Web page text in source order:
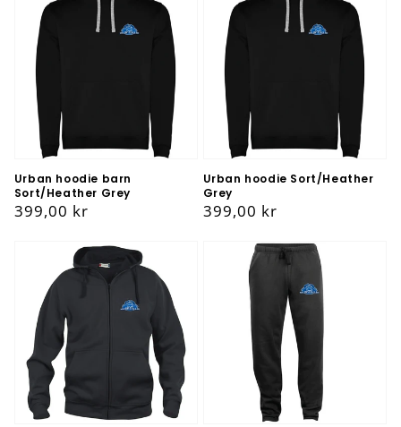
Urban hoodie barn
Sort/Heather Grey
Vanlig
399,00 kr
Urban hoodie Sort/Heather
Grey
Vanlig
399,00 kr